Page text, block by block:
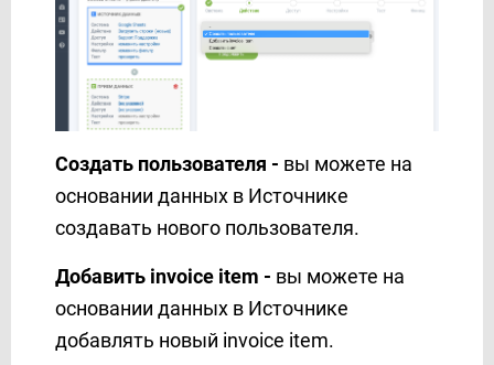
Kit (ConvertKit)
Kudosity
Lemlist
LetsAds
LiqPay
Lp-CRM
MailChimp
MailerLite
MailerSend
Mailgun
Mailigen
Создать пользователя - вы можете на
основании данных в Источнике
создавать нового пользователя.
Добавить invoice item - вы можете на
основании данных в Источнике
добавлять новый invoice item.